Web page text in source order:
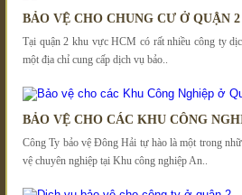
BẢO VỆ CHO CHUNG CƯ Ở QUẬN 2
Tại quận 2 khu vực HCM có rất nhiều công ty
một địa chỉ cung cấp dịch vụ bảo..
BẢO VỆ CHO CÁC KHU CÔNG
Công Ty bảo vệ Đông Hải tự hào là một trong
vệ chuyên nghiệp tại Khu công nghiệp An..